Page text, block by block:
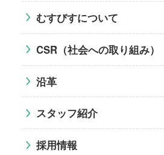
むすびすについて
CSR（社会への取り組み）
沿革
スタッフ紹介
採用情報